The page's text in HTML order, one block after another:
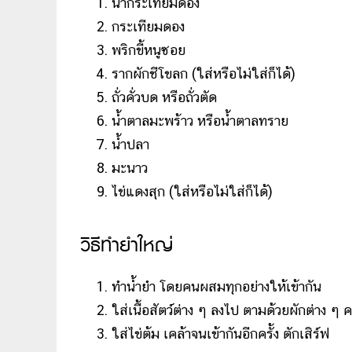
กระเทียมดอง
พริกขี้หนูซอย
รากผักชีโขลก (ใส่หรือไม่ใส่ก็ได้)
ถั่วคั่วบด หรือถั่วตัด
น้ำตาลมะพร้าว หรือน้ำตาลทราย
น้ำปลา
มะนาว
ไข่แดงสุก (ใส่หรือไม่ใส่ก็ได้)
วิธีทำยำใหญ่
ทำน้ำยำ โดยคนผสมทุกอย่างให้เข้ากัน
ใส่เนื้อสัตว์ต่าง ๆ ลงไป ตามด้วยผักต่าง ๆ
ใส่ไข่ต้ม เคล้าจนเข้ากันอีกครั้ง ตักเสิร์ฟ